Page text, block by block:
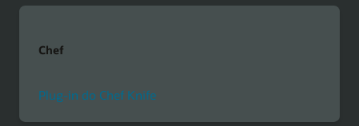
Chef
Plug-in do Chef Knife